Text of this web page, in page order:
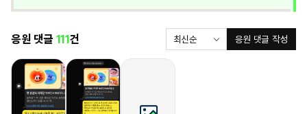
응원 댓글 111건 응원 댓글 작성